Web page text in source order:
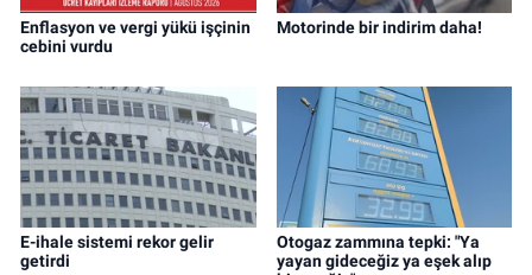
Enflasyon ve vergi yükü işçinin
cebini vurdu
Motorinde bir indirim daha!
E-ihale sistemi rekor gelir
getirdi
Otogaz zammına tepki: "Ya
yayan gideceğiz ya eşek alıp